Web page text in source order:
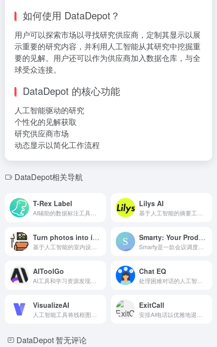
如何使用 DataDepot？
用户可以探索市场以寻找研究供应商，定制其显示以展
示重要的研究内容，并利用人工智能从其研究中挖掘重
要的见解。用户还可以作为供应商加入数据仓库，与全
球受众连接。
DataDepot 的核心功能
人工智能驱动的研究
个性化的见解获取
研究供应商市场
动态显示以简化工作流程
DataDepot相关导航
T-Rex Label Lilys AI
Turn photos into interior design ideas Smarty: Your Productivity Sidekick
AIToolGo Chat EQ
VisualizeAI ExitCall
DataDepot暂无评论